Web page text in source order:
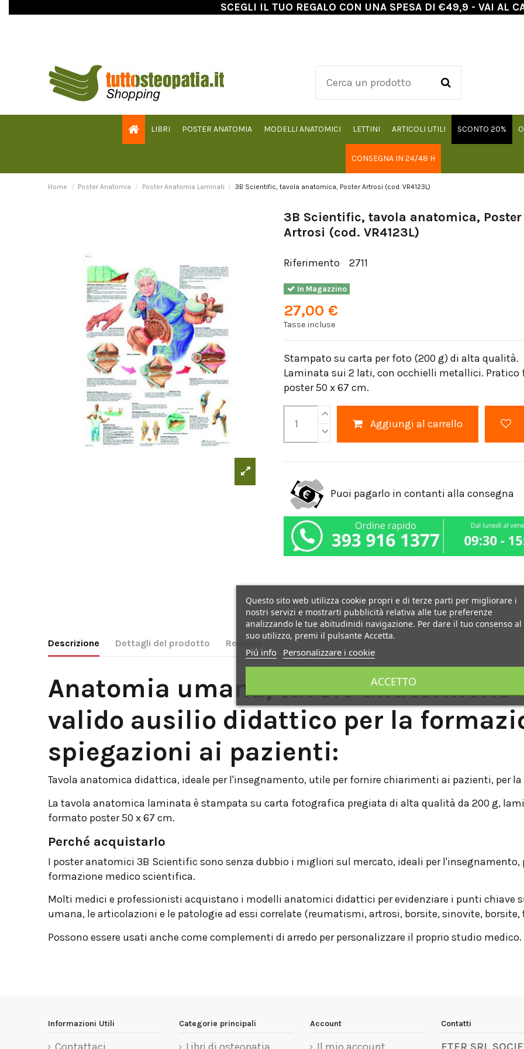
SCEGLI IL TUO REGALO CON UNA SPESA DI €49,9 - VAI AL
LIBRI POSTER ANATOMIA MODELLI ANATOMICI LETTINI ARTICOLI UTILI SCONTO 20%
CONSEGNA IN 24/48 H
Home Poster Anatomia Poster Anatomia Laminati 3B Scientific, tavola anatomica, Poster Artrosi (cod. VR4123L)
3B Scientific, tavola anatomica, Poster
Artrosi (cod. VR4123L)
Riferimento 2711
In Magazzino
27,00 €
Tasse incluse
Stampato su carta per foto (200 g) di alta qualità.
Laminata sui 2 lati, con occhielli metallici. Pratico
poster 50 x 67 cm.
Aggiungi al carrello
Puoi pagarlo in contanti alla consegna
Descrizione Dettagli del prodotto Reviews
Anatomia umana, tavole anatomiche
valido ausilio didattico per la
spiegazioni ai pazienti:
Tavola anatomica didattica, ideale per l'insegnamento, utile per fornire chiarimenti ai pazienti, per
La tavola anatomica laminata è stampata su carta fotografica pregiata di alta qualità da 200 g,
formato poster 50 x 67 cm.
Perché acquistarlo
I poster anatomici 3B Scientific sono senza dubbio i migliori sul mercato, ideali per
formazione medico scientifica.
Molti medici e professionisti acquistano i modelli anatomici didattici per evidenziare i punti chiave
umana, le articolazioni e le patologie ad essi correlate (reumatismi, artrosi, borsite, sinovite,
Possono essere usati anche come complementi di arredo per personalizzare il proprio studio medico.
Informazioni Utili Categorie principali Account Contatti
Questo sito web utilizza cookie propri e di terze parti per migliorare i
nostri servizi e mostrarti pubblicità relativa alle tue preferenze
analizzando le tue abitudinidi navigazione. Per dare il tuo consenso al
suo utilizzo, premi il pulsante Accetta.
Piú info Personalizzare i cookie
ACCETTO